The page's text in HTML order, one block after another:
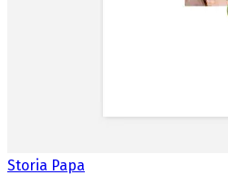
Storia Papa